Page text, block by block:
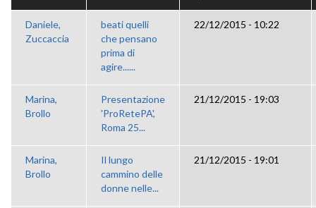
Daniele,
Zuccaccia
beati quelli
che pensano
prima di
agire......
22/12/2015 - 10:22
Marina,
Brollo
Presentazione
'ProRetePA',
Roma 25...
21/12/2015 - 19:03
Marina,
Brollo
Il lungo
cammino delle
donne nelle...
21/12/2015 - 19:01